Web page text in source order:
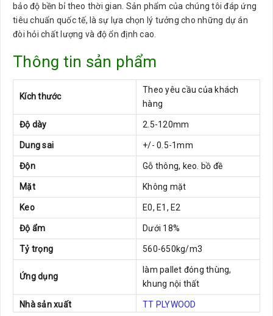
bảo độ bền bỉ theo thời gian. Sản phẩm của chúng tôi đáp ứng
tiêu chuẩn quốc tế, là sự lựa chọn lý tưởng cho những dự án
đòi hỏi chất lượng và độ ổn định cao.
Thông tin sản phẩm
Kích thước
Theo yêu cầu của khách
hàng
Độ dày 2.5-120mm
Dung sai +/- 0.5-1mm
Độn Gỗ thông, keo. bồ đề
Mặt Không mặt
Keo E0, E1, E2
Độ ẩm Dưới 18%
Tỷ trọng 560-650kg/m3
Ứng dụng
làm pallet đóng thùng,
khung nội thất
Nhà sản xuất TT PLYWOOD